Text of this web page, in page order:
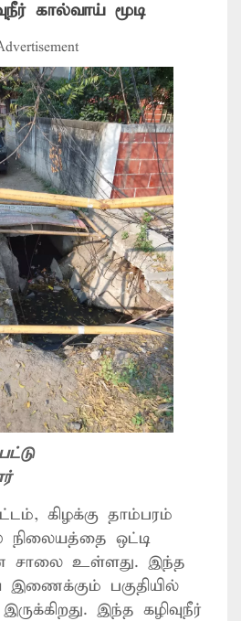
கால்வாய் மூடி
கிழக்கு தாம்பரம்
ஒட்டி
சாலை உள்ளது. இந்த
பகுதியில்
இந்த கழிவுநீர்